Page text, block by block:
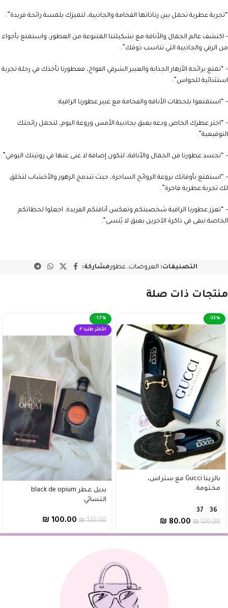
“تجربة عطرية تحمل بين رذاذاتها الفخامة والجاذبية، لتميزك بلمسة رائحة فريدة”.
– اكتشف عالم الجمال والأناقة مع تشكيلتنا المتنوعة من العطور، واستمتع بأجواء
من الرقي والجاذبية التي تناسب ذوقك”.
– “تمتع برائحة الأزهار الجذابة والعبير الشرقي الفواح، فعطورنا تأخذك في رحلة تجربة
استثنائية للحواس”.
– “استمتعوا بلحظات الأناقة والفخامة مع عبير عطورنا الراقية.
– “اختر عطرك الخاص ودعه يعبق بجاذبية الأمس وروعة اليوم، لتحمل رائحتك
التوقيعية”.
– “تجسد عطورنا فن الجمال والأناقة، لتكون إضافة لا غنى عنها في روتينك اليومي”.
– “استمتع بأوقاتك بروعة الروائح الساحرة، حيث تندمج الزهور والأخشاب لتخلق
لك تجربة عطرية فاخرة”.
– “تعزز عطورنا الراقية شخصيتكم وتعكس أناقتكم الفريدة. اجعلوا لحظاتكم
الخاصة تبقى في ذاكرة الآخرين بعبق لا يُنسى”.
التصنيفات: العروضات, عطورمشاركة:
منتجات ذات صلة
-33%
بالرينا Gucci مع ستراس،
مختومة.
36
37
₪120.00
₪ 80.00
-17%
الأكثر طلبا ⚡
بديل عطر black de opium
النسائي
₪120.00
₪ 100.00